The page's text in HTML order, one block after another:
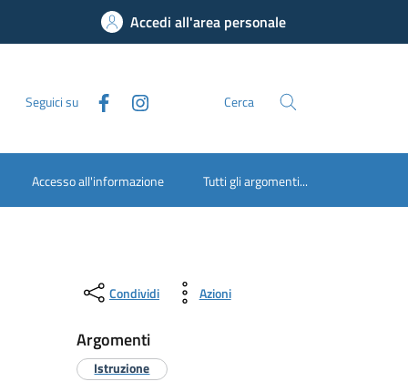
Accedi all'area personale
Seguici su Cerca
Accesso all'informazione Tutti gli argomenti...
Condividi Azioni
Argomenti
Istruzione